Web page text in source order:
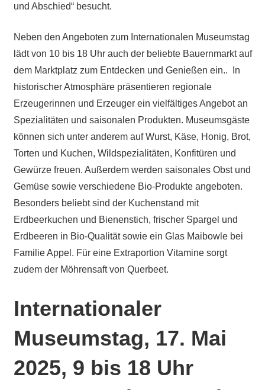
und Abschied“ besucht.
Neben den Angeboten zum Internationalen Museumstag
lädt von 10 bis 18 Uhr auch der beliebte Bauernmarkt auf
dem Marktplatz zum Entdecken und Genießen ein.. In
historischer Atmosphäre präsentieren regionale
Erzeugerinnen und Erzeuger ein vielfältiges Angebot an
Spezialitäten und saisonalen Produkten. Museumsgäste
können sich unter anderem auf Wurst, Käse, Honig, Brot,
Torten und Kuchen, Wildspezialitäten, Konfitüren und
Gewürze freuen. Außerdem werden saisonales Obst und
Gemüse sowie verschiedene Bio-Produkte angeboten.
Besonders beliebt sind der Kuchenstand mit
Erdbeerkuchen und Bienenstich, frischer Spargel und
Erdbeeren in Bio-Qualität sowie ein Glas Maibowle bei
Familie Appel. Für eine Extraportion Vitamine sorgt
zudem der Möhrensaft von Querbeet.
Internationaler
Museumstag, 17. Mai
2025, 9 bis 18 Uhr